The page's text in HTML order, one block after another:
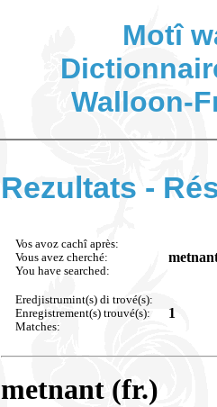
Motî
Walloon-
Rezultats -
Vos avoz cachî après:
Vous avez cherché:
You have searched:
Eredjistrumint(s) di trové(s):
Enregistrement(s) trouvé(s):
Matches:
1
metnant (fr.)